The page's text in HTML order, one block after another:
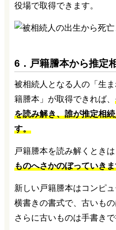
役場で取得できます。
6．戸籍謄本から推定
被相続人となる人の「生
籍謄本」が取得できれば、
を読み解き、誰が推定相
す。
戸籍謄本を読み解くときは
ものへさかのぼっていき
新しい戸籍謄本はコンピ
横書きの書式で、古いもの
さらに古いものは手書きで